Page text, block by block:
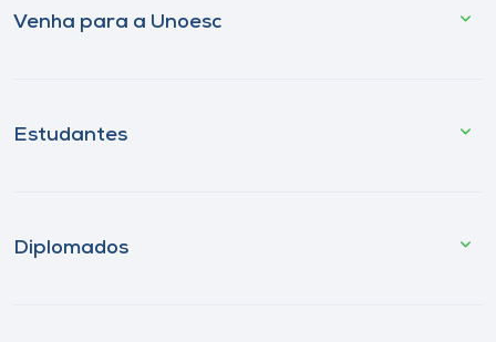
Venha para a Unoesc
Estudantes
Diplomados